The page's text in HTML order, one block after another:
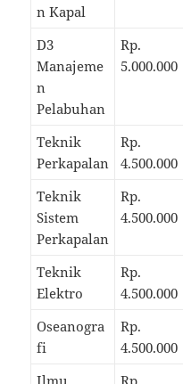
n Kapal
D3
Manajeme
n
Pelabuhan
Rp.
5.000.000
Teknik
Perkapalan
Rp.
4.500.000
Teknik
Sistem
Perkapalan
Rp.
4.500.000
Teknik
Elektro
Rp.
4.500.000
Oseanogra
fi
Rp.
4.500.000
Ilmu
Rp.